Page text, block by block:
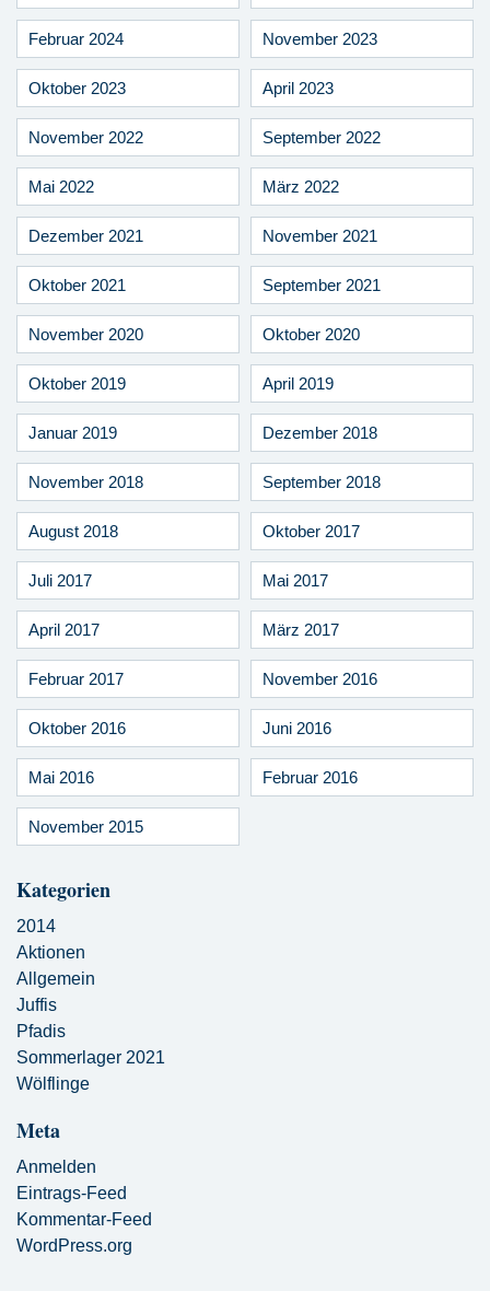
Februar 2024 November 2023
Oktober 2023 April 2023
November 2022 September 2022
Mai 2022 März 2022
Dezember 2021 November 2021
Oktober 2021 September 2021
November 2020 Oktober 2020
Oktober 2019 April 2019
Januar 2019 Dezember 2018
November 2018 September 2018
August 2018 Oktober 2017
Juli 2017 Mai 2017
April 2017 März 2017
Februar 2017 November 2016
Oktober 2016 Juni 2016
Mai 2016 Februar 2016
November 2015
Kategorien
2014
Aktionen
Allgemein
Juffis
Pfadis
Sommerlager 2021
Wölflinge
Meta
Anmelden
Eintrags-Feed
Kommentar-Feed
WordPress.org